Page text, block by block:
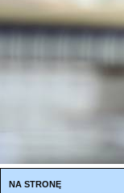
NA STRONĘ